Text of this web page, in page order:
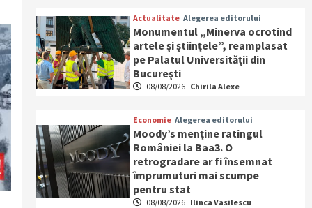
Actualitate Alegerea editorului
Monumentul „Minerva ocrotind
artele şi ştiinţele”, reamplasat
pe Palatul Universităţii din
Bucureşti
08/08/2026 Chirila Alexe
Economie Alegerea editorului
Moody’s menține ratingul
României la Baa3. O
retrogradare ar fi însemnat
împrumuturi mai scumpe
pentru stat
08/08/2026 Ilinca Vasilescu